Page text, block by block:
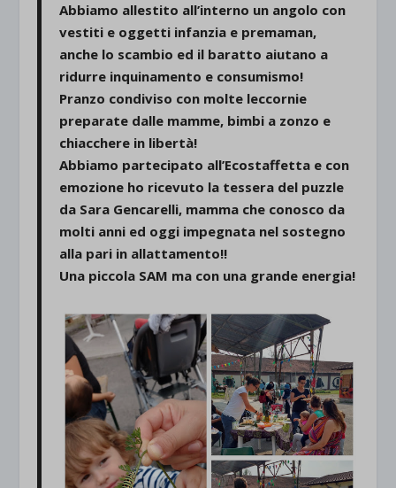
Abbiamo allestito all’interno un angolo con
vestiti e oggetti infanzia e premaman,
anche lo scambio ed il baratto aiutano a
ridurre inquinamento e consumismo!
Pranzo condiviso con molte leccornie
preparate dalle mamme, bimbi a zonzo e
chiacchere in libertà!
Abbiamo partecipato all’Ecostaffetta e con
emozione ho ricevuto la tessera del puzzle
da Sara Gencarelli, mamma che conosco da
molti anni ed oggi impegnata nel sostegno
alla pari in allattamento!!
Una piccola SAM ma con una grande energia!